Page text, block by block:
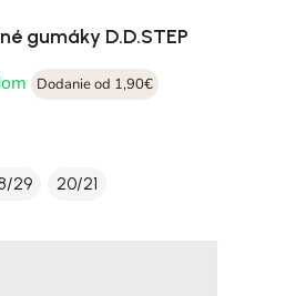
gumáky D.D.STEP
Dodanie od 1,90€
29 20/21